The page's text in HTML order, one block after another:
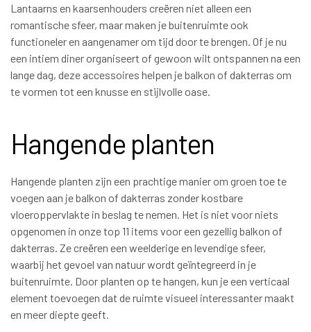
Lantaarns en kaarsenhouders creëren niet alleen een
romantische sfeer, maar maken je buitenruimte ook
functioneler en aangenamer om tijd door te brengen. Of je nu
een intiem diner organiseert of gewoon wilt ontspannen na een
lange dag, deze accessoires helpen je balkon of dakterras om
te vormen tot een knusse en stijlvolle oase.
Hangende planten
Hangende planten zijn een prachtige manier om groen toe te
voegen aan je balkon of dakterras zonder kostbare
vloeroppervlakte in beslag te nemen. Het is niet voor niets
opgenomen in onze top 11 items voor een gezellig balkon of
dakterras. Ze creëren een weelderige en levendige sfeer,
waarbij het gevoel van natuur wordt geïntegreerd in je
buitenruimte. Door planten op te hangen, kun je een verticaal
element toevoegen dat de ruimte visueel interessanter maakt
en meer diepte geeft.